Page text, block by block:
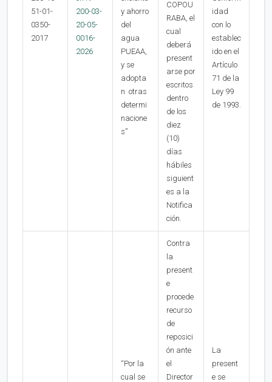
51-01-
0350-
2017
200-03-
20-05-
0016-
2026
y ahorro
del
agua
PUEAA,
y se
adopta
n otras
determi
nacione
s”
COPOU
RABA, el
cual
deberá
present
arse por
escritos
dentro
de los
diez
(10)
días
hábiles
siguient
es a la
Notifica
ción.
idad
con lo
establec
ido en el
Artículo
71 de la
Ley 99
de 1993.
“Por la
cual se
Contra
la
present
e
procede
recurso
de
reposici
ón ante
el
Director
La
present
e se